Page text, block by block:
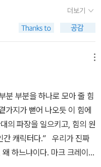
죄가 만연한 우범지역에서
. 나라도 섬뜩한 기분이 들
하게 생긴 흑인 청년 하나
한 명이 접근하는 것을 강
먼은, 공포에 질려 자기 앞
를 던져 먼저 기선을 제압
리아가 문을 열더니, “슈먼
다), 빨리 타,” 하고 소리치
접어든다. 조수석에 앉은 셔
소리, 약하게 퉁, 하는 느낌
에게 묻는다. 자기가 뭔가를
포크너의 [소리와 분노]로 보
못 기재된 것 같습니다. 여
장들이 눈에 띄는 걸로 봐서
학동네 / 2013년 1월◆ 런
. 아내가 잠시 일본에 돌아
게 되어 아내를 전송하는
터 말까지 약 한달간 머물렀
도 이야기하지 않고 쭉 방 안
게 런던은 어디까지나 고독
지 배어 있다.-342쪽(.....중
장편소설을 썼다.(....)일에
흘러 드디어 아체베의 땅 아
다. 그리고 백인들의 편의에
틈 없이 벌어지는 쿠데타
한 수탈경제 속에서 궁극적
모색한 역작. 이들과 비슷
더욱 가깝게 다가올 작품이
폴, <도착의 수수께끼> 나
신으로 트리니다드 토바고
겔 스트리트에서 탈출에 성
스퍼드로, 다시 스톤헨지가
’이란 말 대신에 제가 읽기에
정확합니다. 뭐가 어쨌든
천이건 소개건 일단 시작합
.​1. 천상병, <천상병 시선>
코 외롭지 않았던 이. 보살펴
이 있고, 동네 아이들이 함
새가 있었을까. 그러나 행성
에게도 생활이 있고 삶의 곤
그래도 세상 한 평생, 소풍 나
는 시어들이 어찌 사람의 마
영의 불꽃> 진짜 미국소설.
더보기
가지가 뻗어 나오듯 이 힘에
의 파장을 일으키고, 힘의 원
다.” 우리가 진짜
하느냐이다. 마크 크레이머